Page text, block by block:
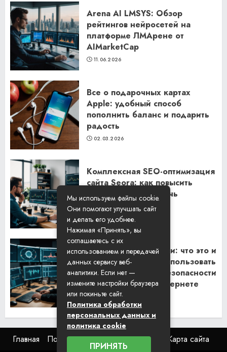
Arena AI LMSYS: Обзор
рейтингов нейросетей на
платформе ЛМАрене от
AIMarketCap
11.06.2026
Все о подарочных картах
Apple: удобный способ
пополнить баланс и подарить
радость
02.03.2026
Комплексная SEO-оптимизация
сайта Seora: как повысить
видимость и привлечь
клиентов
06.02.2026
Резидентские прокси: что это и
как их правильно использовать
для обеспечения безопасности
и анонимности в интернете
29.01.2026
Главная Пользовательское соглашение Карта сайта
Мы используем файлы cookie.
Они помогают улучшать сайт
и делать его удобнее.
Нажимая «Принять», вы
соглашаетесь с их
использованием и передачей
данных сервису веб-
аналитики. Если нет —
измените настройки браузера
или покиньте сайт.
Политика обработки
персональных данных и
политика cookie
ПРИНЯТЬ